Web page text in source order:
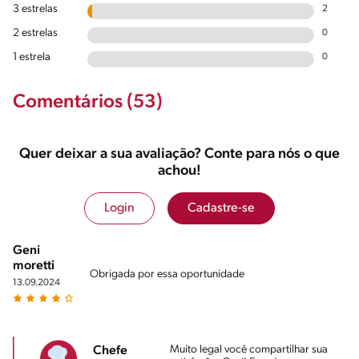
3 estrelas 2
2 estrelas 0
1 estrela 0
Comentários (53)
Quer deixar a sua avaliação? Conte para nós o que
achou!
Login Cadastre-se
Geni
moretti
13.09.2024
Obrigada por essa oportunidade
Chefe
Muito legal você compartilhar sua